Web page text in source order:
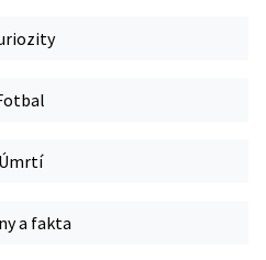
Úmrtí
a fakta